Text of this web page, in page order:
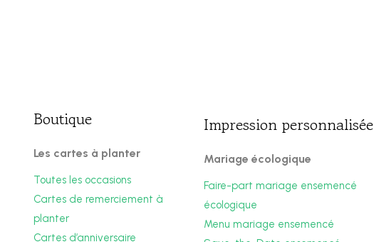
Boutique
Les cartes à planter
Toutes les occasions
Cartes de remerciement à
planter
Cartes d’anniversaire
Impression personnalisée
Mariage écologique
Faire-part mariage ensemencé
écologique
Menu mariage ensemencé